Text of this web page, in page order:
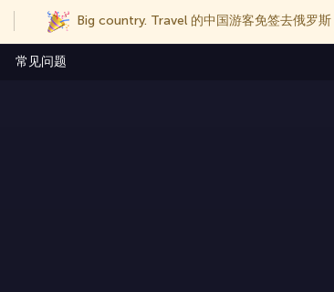
Big country. Travel 的中国游客免签去俄罗斯
常见问题